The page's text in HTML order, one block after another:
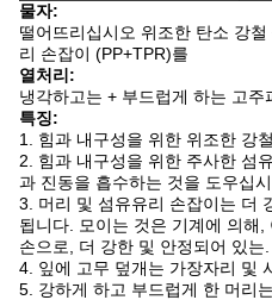
물자:
떨어뜨리십시오 위조한 탄소 강
리 손잡이 (PP+TPR)를
열처리:
냉각하고는 + 부드럽게 하는 고주
특징:
1. 힘과 내구성을 위한 위조한 강
2. 힘과 내구성을 위한 주사한 섬
과 진동을 흡수하는 것을 도우십시
3. 머리 및 섬유유리 손잡이는 더
됩니다. 모이는 것은 기계에 의해
손으로, 더 강한 및 안정되어 있는.
4. 잎에 고무 덮개는 가장자리 및
5. 강하게 하고 부드럽게 한 머리